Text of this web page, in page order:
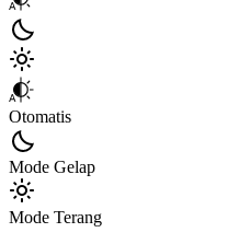
Otomatis
Mode Gelap
Mode Terang